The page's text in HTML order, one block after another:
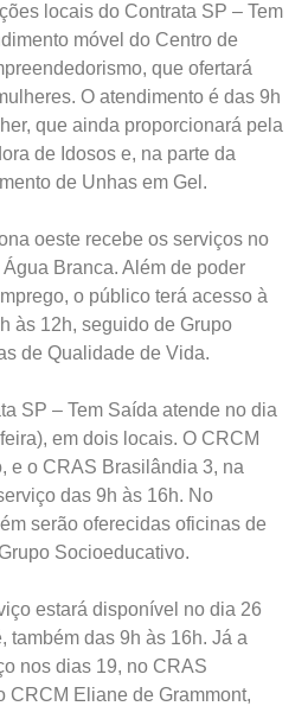
locais do Contrata SP – Tem
móvel do Centro de
que ofertará
O atendimento é das 9h
que ainda proporcionará pela
de Idosos e, na parte da
de Unhas em Gel.
oeste recebe os serviços no
Branca. Além de poder
o público terá acesso à
às 12h, seguido de Grupo
de Qualidade de Vida.
SP – Tem Saída atende no dia
em dois locais. O CRCM
e o CRAS Brasilândia 3, na
das 9h às 16h. No
serão oferecidas oficinas de
Socioeducativo.
estará disponível no dia 26
também das 9h às 16h. Já a
nos dias 19, no CRAS
CRCM Eliane de Grammont,